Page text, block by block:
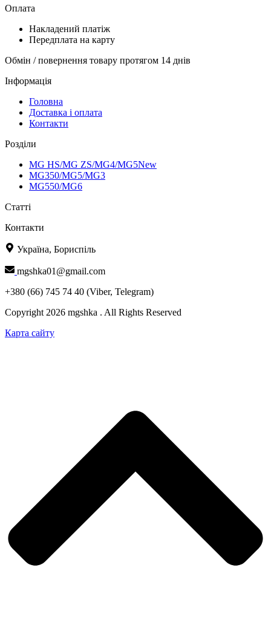
Оплата
Накладений платіж
Передплата на карту
Обмін / повернення товару протягом 14 днів
Інформація
Головна
Доставка і оплата
Контакти
Розділи
MG HS/MG ZS/MG4/MG5New
MG350/MG5/MG3
MG550/MG6
Статті
Контакти
Україна, Бориспіль
mgshka01@gmail.com
+380 (66) 745 74 40 (Viber, Telegram)
Copyright 2026 mgshka . All Rights Reserved
Карта сайту